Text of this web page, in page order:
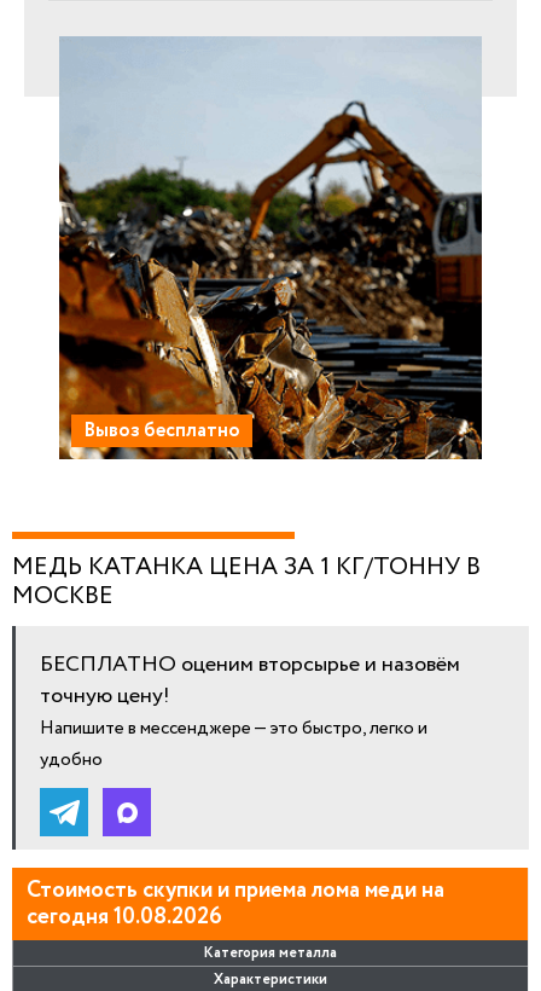
Вывоз бесплатно
МЕДЬ КАТАНКА ЦЕНА ЗА 1 КГ/ТОННУ В
МОСКВЕ
БЕСПЛАТНО оценим вторсырье и назовём
точную цену!
Напишите в мессенджере — это быстро, легко и
удобно
Стоимость скупки и приема лома меди на
сегодня 10.08.2026
Категория металла
Характеристики